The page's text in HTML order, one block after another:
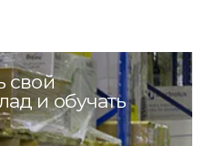
свой
и обучать